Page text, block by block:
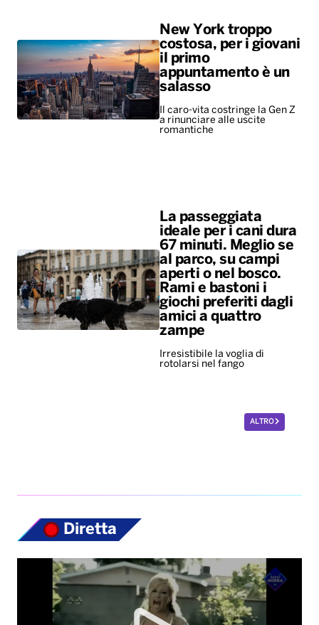
New York troppo
costosa, per i giovani
il primo
appuntamento è un
salasso
Il caro-vita costringe la Gen Z
a rinunciare alle uscite
romantiche
La passeggiata
ideale per i cani dura
67 minuti. Meglio se
al parco, su campi
aperti o nel bosco.
Rami e bastoni i
giochi preferiti dagli
amici a quattro
zampe
Irresistibile la voglia di
rotolarsi nel fango
ALTRO
Diretta